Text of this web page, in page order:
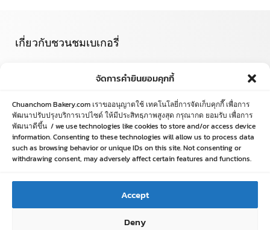
จัดการคำยินยอมคุกกี้
Chuanchom Bakery.com เราขออนุญาตใช้ เทคโนโลยี่การจัดเก็บคุกกี๊ เพื่อการ
พัฒนาปรับปรุงบริการเวปไซด์ ให้มีประสิทธฺภาพสูงสุด กรุณากด ยอมรับ เพื่อการ
พัฒนาดีขึ้น / we use technologies like cookies to store and/or access device
information. Consenting to these technologies will allow us to process data
such as browsing behavior or unique IDs on this site. Not consenting or
withdrawing consent, may adversely affect certain features and functions.
Accept
Deny
เกี่ยวกับชวนชมเบเกอรี่
ที่ตั้งสาขาและเวลาเปิด-ปิด
นโยบายความเป็นส่วนตัว
เกี่ยวกับช้อป ออนไลน์
เงื่อนไขการรับประกันและคืนสินค้า
วิธีการสั่งซื้อ
คำถามที่พบบ่อย